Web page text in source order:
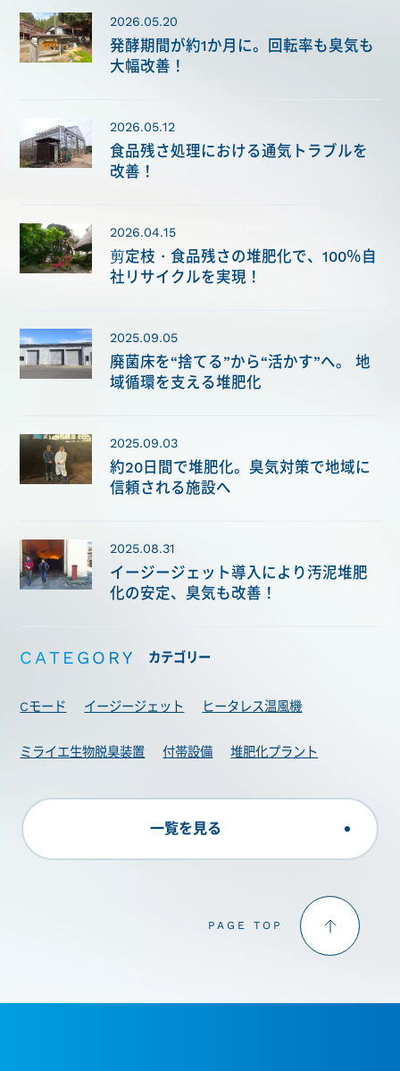
2026.05.20
発酵期間が約1か月に。回転率も臭気も
大幅改善！
2026.05.12
食品残さ処理における通気トラブルを
改善！
2026.04.15
剪定枝・食品残さの堆肥化で、100％自
社リサイクルを実現！
2025.09.05
廃菌床を“捨てる”から“活かす”へ。 地
域循環を支える堆肥化
2025.09.03
約20日間で堆肥化。臭気対策で地域に
信頼される施設へ
2025.08.31
イージージェット導入により汚泥堆肥
化の安定、臭気も改善！
CATEGORY カテゴリー
Cモード イージージェット ヒータレス温風機
ミライエ生物脱臭装置 付帯設備 堆肥化プラント
一覧を見る
PAGE TOP